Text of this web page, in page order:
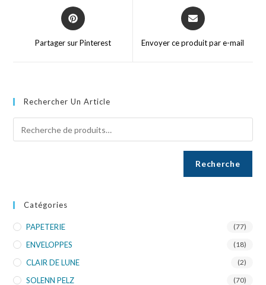
Partager sur Pinterest Envoyer ce produit par e-mail
Rechercher Un Article
Recherche
Catégories
PAPETERIE (77)
ENVELOPPES (18)
CLAIR DE LUNE (2)
SOLENN PELZ (70)